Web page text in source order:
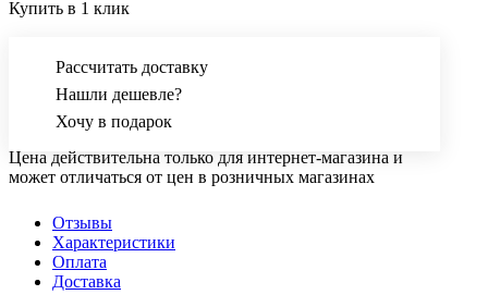
Купить в 1 клик
Рассчитать доставку
Нашли дешевле?
Хочу в подарок
Цена действительна только для интернет-магазина и
может отличаться от цен в розничных магазинах
Отзывы
Характеристики
Оплата
Доставка